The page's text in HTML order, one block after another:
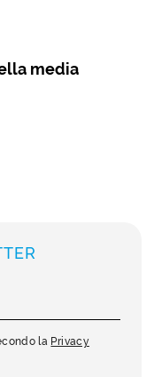
media
la Privacy